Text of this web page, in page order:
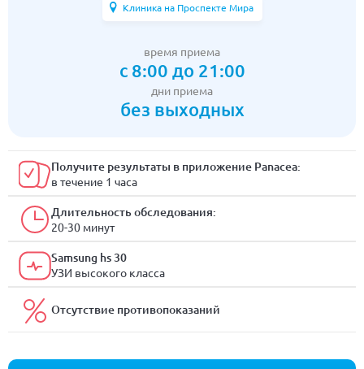
Клиника на Проспекте Мира
время приема
с 8:00 до 21:00
дни приема
без выходных
Получите результаты в приложение Panacea:
в течение 1 часа
Длительность обследования:
20-30 минут
Samsung hs 30
УЗИ высокого класса
Отсутствие противопоказаний